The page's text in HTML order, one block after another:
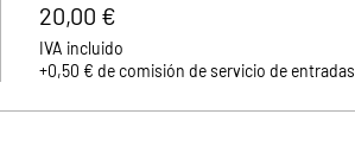
20,00 €
IVA incluido
+0,50 € de comisión de servicio de entradas